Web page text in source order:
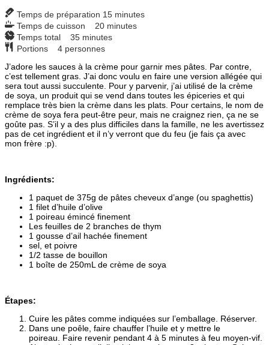
Temps de préparation 15 minutes
Temps de cuisson
20 minutes
Temps total
35 minutes
Portions
4 personnes
J’adore les sauces à la crème pour garnir mes pâtes. Par contre,
c’est tellement gras. J’ai donc voulu en faire une version allégée qui
sera tout aussi succulente. Pour y parvenir, j’ai utilisé de la crème
de soya, un produit qui se vend dans toutes les épiceries et qui
remplace très bien la crème dans les plats. Pour certains, le nom de
crème de soya fera peut-être peur, mais ne craignez rien, ça ne se
goûte pas. S’il y a des plus difficiles dans la famille, ne les avertissez
pas de cet ingrédient et il n’y verront que du feu (je fais ça avec
mon frère :p).
Ingrédients:
1 paquet de 375g de pâtes cheveux d’ange (ou spaghettis)
1 filet d’huile d’olive
1 poireau émincé finement
Les feuilles de 2 branches de thym
1 gousse d’ail hachée finement
sel, et poivre
1/2 tasse de bouillon
1 boîte de 250mL de crème de soya
Étapes:
Cuire les pâtes comme indiquées sur l’emballage. Réserver.
Dans une poêle, faire chauffer l’huile et y mettre le
poireau. Faire revenir pendant 4 à 5 minutes à feu moyen-vif.